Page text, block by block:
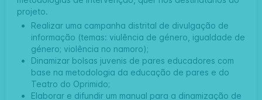
projeto.
Realizar uma campanha distrital de divulgação de
informação (temas: viulência de género, igualdade de
género; violência no namoro);
Dinamizar bolsas juvenis de pares educadores com
base na metodologia da educação de pares e do
Teatro do Oprimido;
Elaborar e difundir um manual para a dinamização de